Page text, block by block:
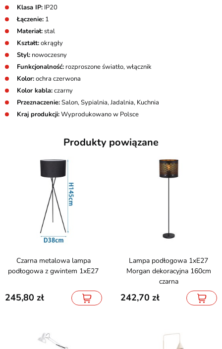
Klasa IP: IP20
Łączenie: 1
Materiał:stal
Kształt:okrągły
Styl: nowoczesny
Funkcjonalność: rozproszone światło, włącznik
Kolor:ochra czerwona
Kolor kabla:czarny
Przeznaczenie:Salon, Sypialnia, Jadalnia, Kuchnia
Kraj produkcji:Wyprodukowano w Polsce
Produkty powiązane
Czarna metalowa lampa
podłogowa z gwintem 1xE27
245,80
Lampa podłogowa 1xE27
Morgan dekoracyjna 160cm
czarna
242,70